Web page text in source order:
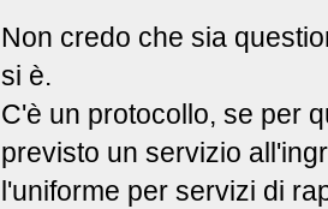
Non credo che sia
si è.
C'è un protocollo, se per
previsto un servizio
l'uniforme per servizi di